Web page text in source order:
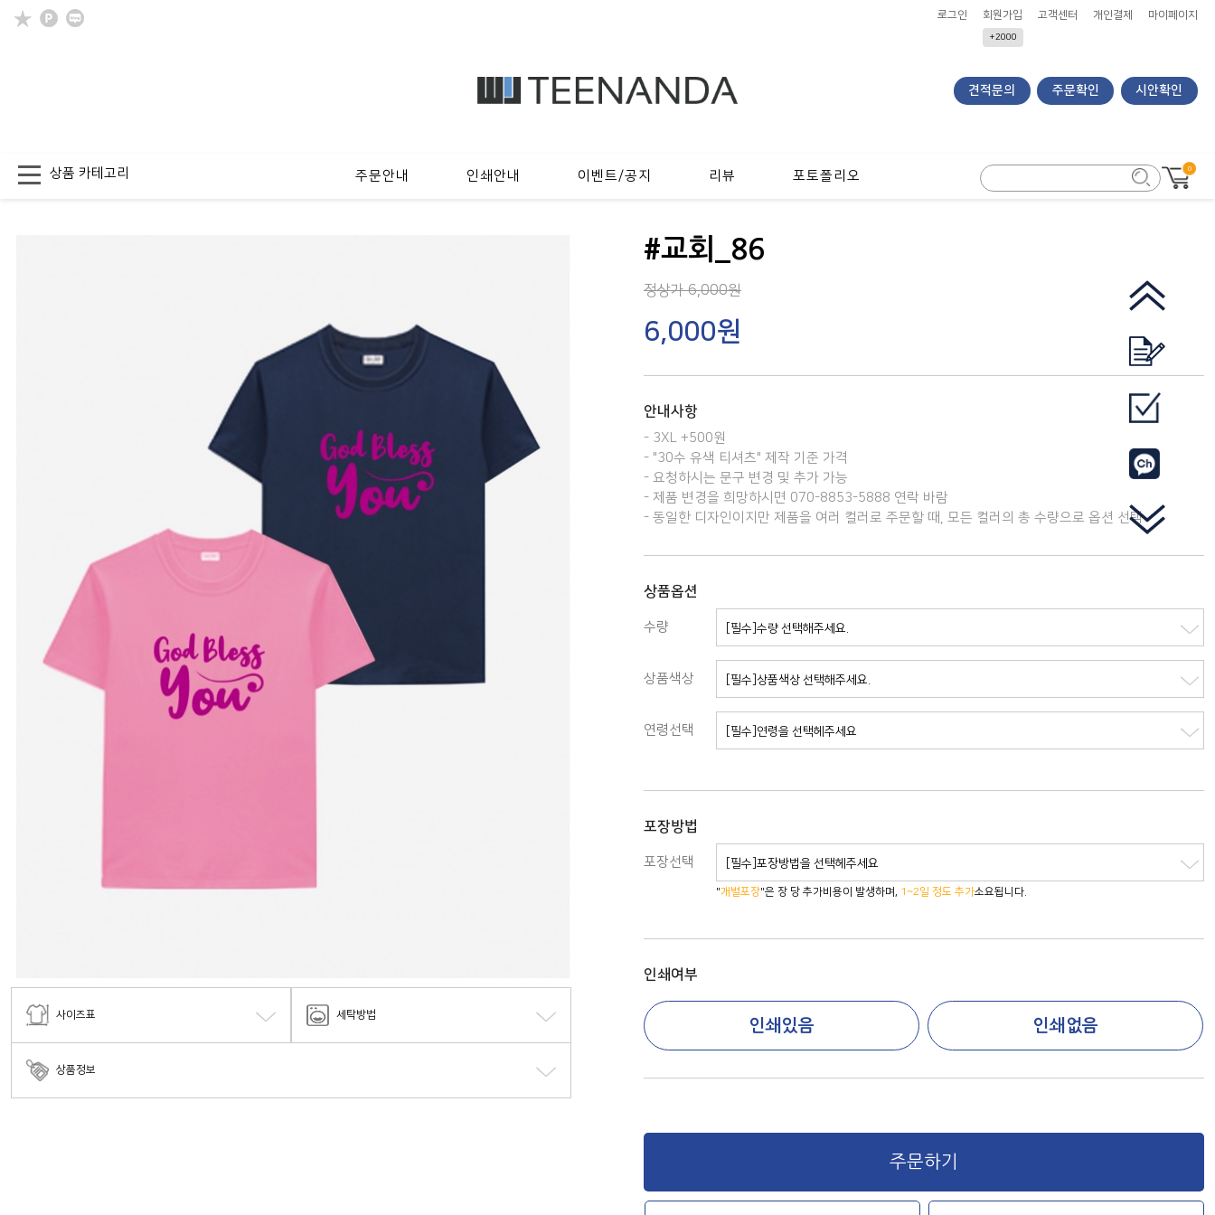
로그인 회원가입
+2000
고객센터 개인결제 마이페이지
견적문의 주문확인 시안확인
상품 카테고리 주문안내 인쇄안내 이벤트/공지 리뷰 포토폴리오 0
사이즈표 세탁방법
상품정보
#교회_86
정상가 6,000원
6,000원
안내사항
- 3XL +500원
- "30수 유색 티셔츠" 제작 기준 가격
- 요청하시는 문구 변경 및 추가 가능
- 제품 변경을 희망하시면 070-8853-5888 연락 바람
- 동일한 디자인이지만 제품을 여러 컬러로 주문할 때, 모든 컬러의 총 수량으로 옵션 선택
상품옵션
수량 [필수]수량 선택해주세요.
상품색상 [필수]상품색상 선택해주세요.
연령선택 [필수]연령을 선택헤주세요
포장방법
포장선택 [필수]포장방법을 선택헤주세요
"개별포장"은 장 당 추가비용이 발생하며, 1~2일 정도 추가소요됩니다.
인쇄여부
인쇄있음 인쇄없음